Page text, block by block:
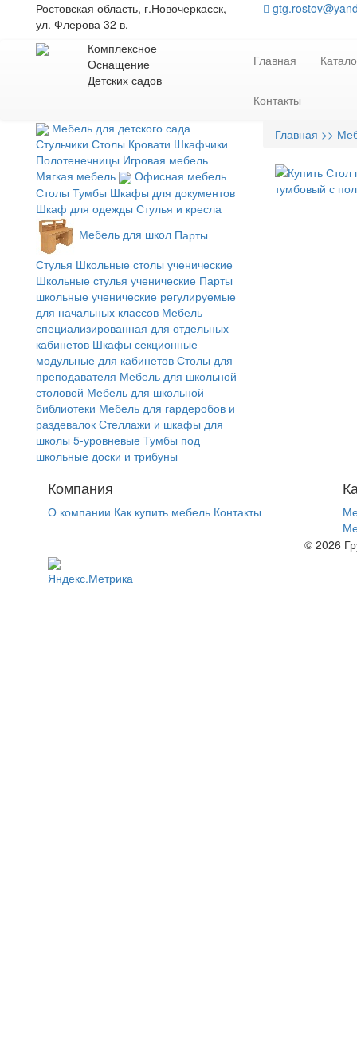
Ростовская область, г.Новочеркасск,
ул. Флерова 32 в.
Комплексное
Оснащение
Детских садов
Главная
Контакты
Мебель для детского сада
Стульчики Столы Кровати Шкафчики
Полотенечницы Игровая мебель
Мягкая мебель
Офисная мебель
Столы Тумбы Шкафы для документов
Шкаф для одежды Стулья и кресла
Мебель для школ Парты
Стулья Школьные столы ученические
Школьные стулья ученические Парты
школьные ученические регулируемые
для начальных классов Мебель
специализированная для отдельных
кабинетов Шкафы секционные
модульные для кабинетов Столы для
преподавателя Мебель для школьной
столовой Мебель для школьной
библиотеки Мебель для гардеробов и
раздевалок Стеллажи и шкафы для
школы 5-уровневые Тумбы под
школьные доски и трибуны
Главная >>
Компания
О компании Как купить мебель Контакты
© 2026